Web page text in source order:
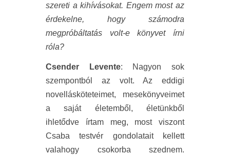
szereti a kihívásokat. Engem most az
érdekelne, hogy számodra
megpróbáltatás volt-e könyvet írni
róla?
Csender Levente: Nagyon sok
szempontból az volt. Az eddigi
novellásköteteimet, mesekönyveimet
a saját életemből, életünkből
ihletődve írtam meg, most viszont
Csaba testvér gondolatait kellett
valahogy csokorba szednem.